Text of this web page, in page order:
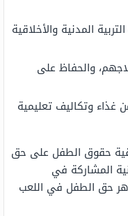
المدنية والأخلاقية
والحفاظ على
غذاء وتكاليف تعليمية
حقوق الطفل على حق
المشاركة في
حق الطفل في اللعب